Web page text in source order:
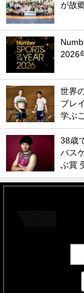
が故
2026
世界
ブレ
学ぶ
38歳
バス
ぶ賞